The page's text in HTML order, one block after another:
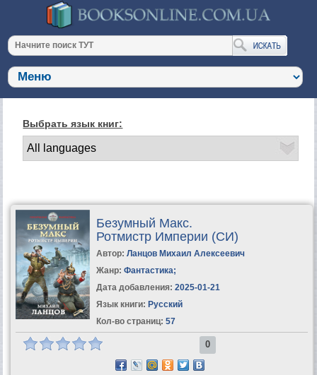
Выбрать язык книг:
Безумный Макс.
Ротмистр Империи (СИ)
Автор: Ланцов Михаил Алексеевич
Жанр: Фантастика;
Дата добавления: 2025-01-21
Язык книги: Русский
Кол-во страниц: 57
0